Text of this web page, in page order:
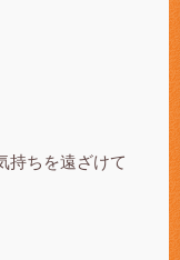
持ちを遠ざけて